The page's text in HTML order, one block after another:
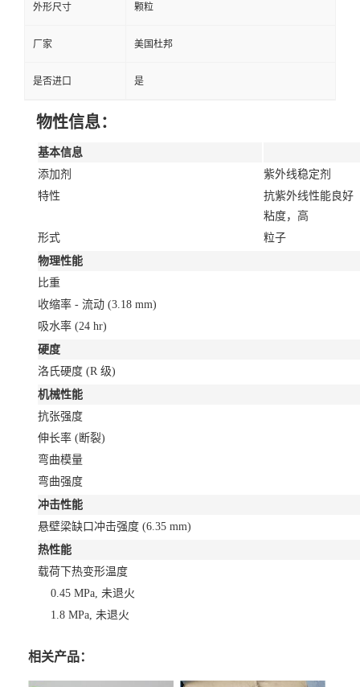
外形尺寸 颗粒
厂家 美国杜邦
是否进口 是
物性信息：
基本信息
添加剂
紫外线稳定剂
特性
抗紫外线性能良好
粘度，高
形式
粒子
物理性能
比重
收缩率 - 流动 (3.18 mm)
吸水率 (24 hr)
硬度
洛氏硬度 (R 级)
机械性能
抗张强度
伸长率 (断裂)
弯曲模量
弯曲强度
冲击性能
悬壁梁缺口冲击强度 (6.35 mm)
热性能
载荷下热变形温度
0.45 MPa, 未退火
1.8 MPa, 未退火
相关产品：